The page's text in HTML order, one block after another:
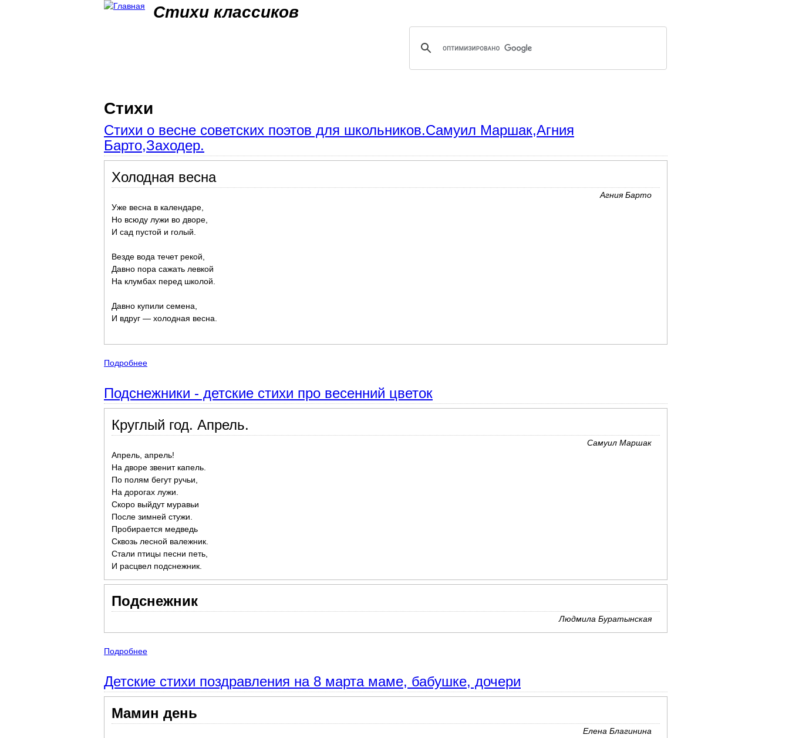
Стихи классиков
Стихи
Стихи о весне советских поэтов для школьников.Самуил Маршак,Агния
Барто,Заходер.
Холодная весна
Агния Барто
Уже весна в календаре,
Но всюду лужи во дворе,
И сад пустой и голый.
Везде вода течет рекой,
Давно пора сажать левкой
На клумбах перед школой.
Давно купили семена,
И вдруг — холодная весна.
Подробнее
Подснежники - детские стихи про весенний цветок
Круглый год. Апрель.
Самуил Маршак
Апрель, апрель!
На дворе звенит капель.
По полям бегут ручьи,
На дорогах лужи.
Скоро выйдут муравьи
После зимней стужи.
Пробирается медведь
Сквозь лесной валежник.
Стали птицы песни петь,
И расцвел подснежник.
Подснежник
Людмила Буратынская
Подробнее
Детские стихи поздравления на 8 марта маме, бабушке, дочери
Мамин день
Елена Благинина